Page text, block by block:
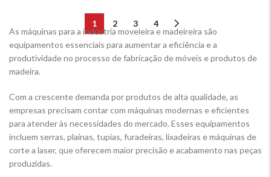
1 2 3 4
As máquinas para a indústria moveleira e madeireira são
equipamentos essenciais para aumentar a eficiência e a
produtividade no processo de fabricação de móveis e produtos de
madeira.
Com a crescente demanda por produtos de alta qualidade, as
empresas precisam contar com máquinas modernas e eficientes
para atender às necessidades do mercado. Esses equipamentos
incluem serras, plainas, tupias, furadeiras, lixadeiras e máquinas de
corte a laser, que oferecem maior precisão e acabamento nas peças
produzidas.